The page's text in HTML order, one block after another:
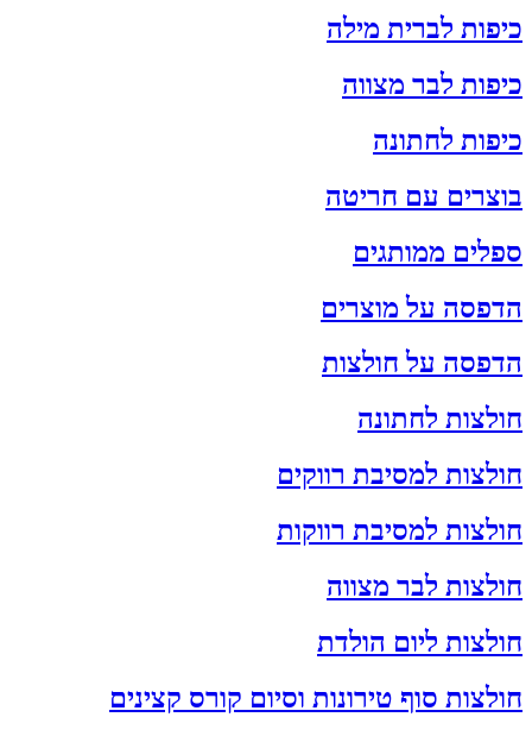
כיפות לברית מילה
כיפות לבר מצווה
כיפות לחתונה
בוצרים עם חריטה
ספלים ממותגים
הדפסה על מוצרים
הדפסה על חולצות
חולצות לחתונה
חולצות למסיבת רווקים
חולצות למסיבת רווקות
חולצות לבר מצווה
חולצות ליום הולדת
חולצות סוף טירונות וסיום קורס קצינים